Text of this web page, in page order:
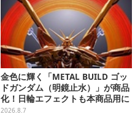
金色に輝く「METAL BUILD ゴッ
ドガンダム（明鏡止水）」が商品
化！日輪エフェクトも本商品用に
刷新した豪華仕様
2026.8.7